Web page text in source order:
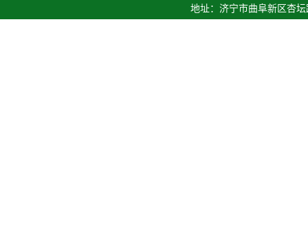
地址：济宁市曲阜新区杏